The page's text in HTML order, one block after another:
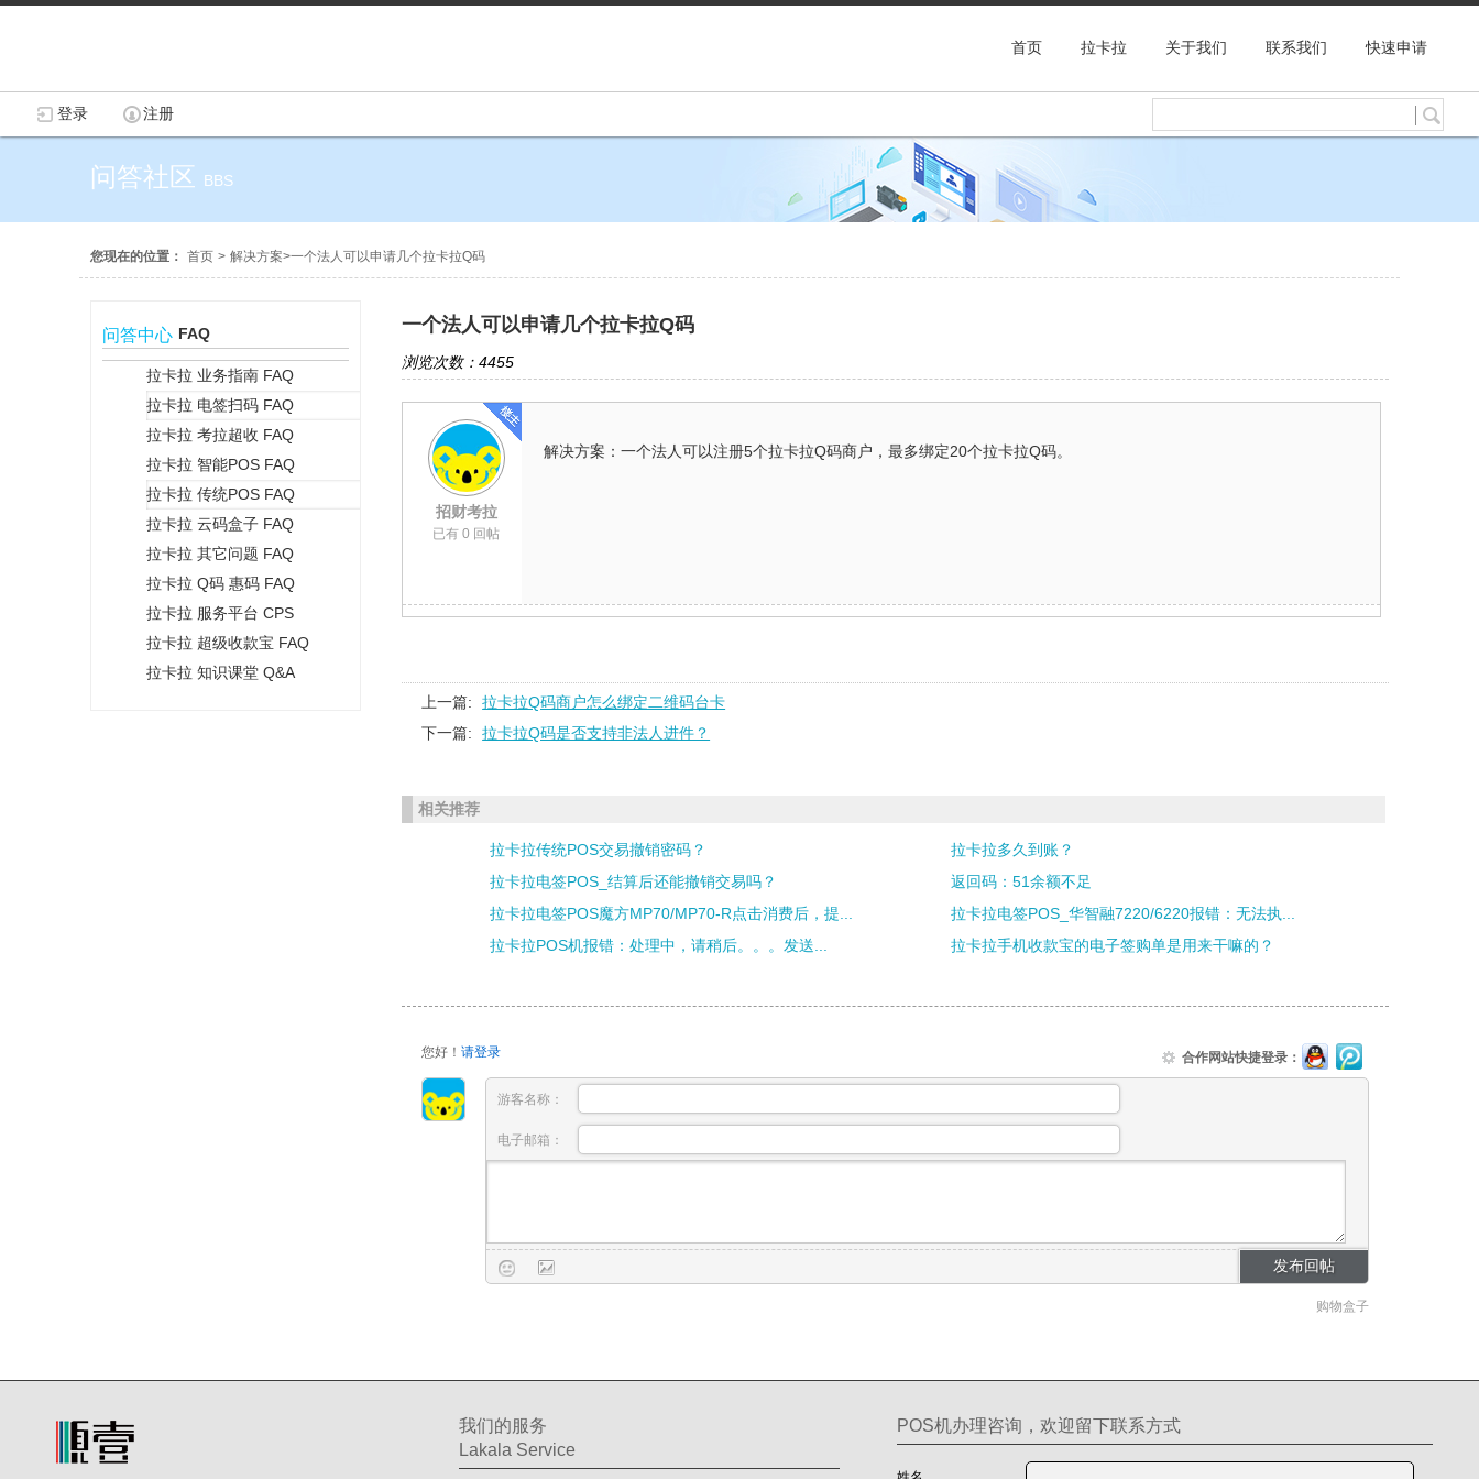
首页 拉卡拉 关于我们 联系我们 快速申请
登录 注册
问答社区 BBS
您现在的位置： 首页 > 解决方案>一个法人可以申请几个拉卡拉Q码
问答中心 FAQ
拉卡拉 业务指南 FAQ
拉卡拉 电签扫码 FAQ
拉卡拉 考拉超收 FAQ
拉卡拉 智能POS FAQ
拉卡拉 传统POS FAQ
拉卡拉 云码盒子 FAQ
拉卡拉 其它问题 FAQ
拉卡拉 Q码 惠码 FAQ
拉卡拉 服务平台 CPS
拉卡拉 超级收款宝 FAQ
拉卡拉 知识课堂 Q&A
一个法人可以申请几个拉卡拉Q码
浏览次数：4455
招财考拉
已有 0 回帖
解决方案：一个法人可以注册5个拉卡拉Q码商户，最多绑定20个拉卡拉Q码。
上一篇:
拉卡拉Q码商户怎么绑定二维码台卡
下一篇:
拉卡拉Q码是否支持非法人进件？
相关推荐
拉卡拉传统POS交易撤销密码？
拉卡拉多久到账？
拉卡拉电签POS_结算后还能撤销交易吗？
返回码：51余额不足
拉卡拉电签POS魔方MP70/MP70-R点击消费后，提...
拉卡拉电签POS_华智融7220/6220报错：无法执...
拉卡拉POS机报错：处理中，请稍后。。。发送...
拉卡拉手机收款宝的电子签购单是用来干嘛的？
您好！请登录 合作网站快捷登录：
游客名称：
电子邮箱：
购物盒子
我们的服务
Lakala Service
POS机办理咨询，欢迎留下联系方式